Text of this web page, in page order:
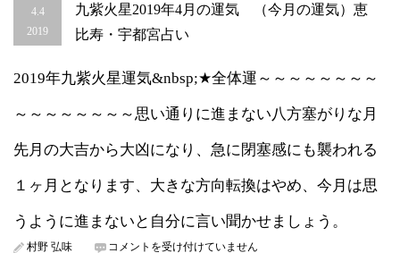
4.4
2019
九紫火星2019年4月の運気 （今月の運気）恵
比寿・宇都宮占い
2019年九紫火星運気&nbsp;★全体運～～～～～～～～
～～～～～～～～思い通りに進まない八方塞がりな月
先月の大吉から大凶になり、急に閉塞感にも襲われる
１ヶ月となります、大きな方向転換はやめ、今月は思
うように進まないと自分に言い聞かせましょう。
村野 弘味
九
コメントを受け付けていません